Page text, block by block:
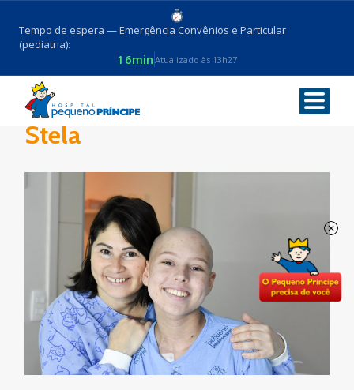
Tempo de espera — Emergência Convênios e Particular
(pediatria):
16min Atualizado às 13h27
Paciente Eloisa Lara Dala
Stela